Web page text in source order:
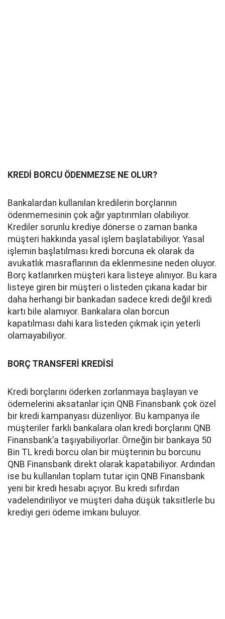
KREDİ BORCU ÖDENMEZSE NE OLUR?
Bankalardan kullanılan kredilerin borçlarının
ödenmemesinin çok ağır yaptırımları olabiliyor.
Krediler sorunlu krediye dönerse o zaman banka
müşteri hakkında yasal işlem başlatabiliyor. Yasal
işlemin başlatılması kredi borcuna ek olarak da
avukatlık masraflarının da eklenmesine neden oluyor.
Borç katlanırken müşteri kara listeye alınıyor. Bu kara
listeye giren bir müşteri o listeden çıkana kadar bir
daha herhangi bir bankadan sadece kredi değil kredi
kartı bile alamıyor. Bankalara olan borcun
kapatılması dahi kara listeden çıkmak için yeterli
olamayabiliyor.
BORÇ TRANSFERİ KREDİSİ
Kredi borçlarını öderken zorlanmaya başlayan ve
ödemelerini aksatanlar için QNB Finansbank çok özel
bir kredi kampanyası düzenliyor. Bu kampanya ile
müşteriler farklı bankalara olan kredi borçlarını QNB
Finansbank’a taşıyabiliyorlar. Örneğin bir bankaya 50
Bin TL kredi borcu olan bir müşterinin bu borcunu
QNB Finansbank direkt olarak kapatabiliyor. Ardından
ise bu kullanılan toplam tutar için QNB Finansbank
yeni bir kredi hesabı açıyor. Bu kredi sıfırdan
vadelendiriliyor ve müşteri daha düşük taksitlerle bu
krediyi geri ödeme imkanı buluyor.